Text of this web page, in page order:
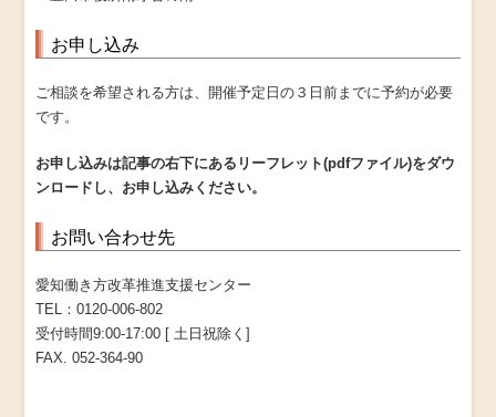
お申し込み
ご相談を希望される方は、開催予定日の３日前までに予約が必要
です。
お申し込みは記事の右下にあるリーフレット(pdfファイル)をダウ
ンロードし、お申し込みください。
お問い合わせ先
愛知働き方改革推進支援センター
TEL：0120-006-802
受付時間9:00-17:00 [ 土日祝除く]
FAX. 052-364-90